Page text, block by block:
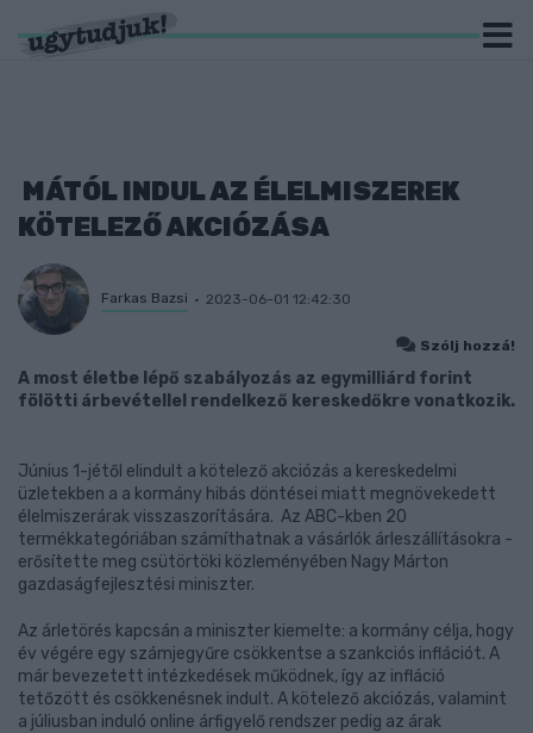
MÁTÓL INDUL AZ ÉLELMISZEREK
KÖTELEZŐ AKCIÓZÁSA
Farkas Bazsi 2023-06-01 12:42:30
Szólj hozzá!
A most életbe lépő szabályozás az egymilliárd forint
fölötti árbevétellel rendelkező kereskedőkre vonatkozik.
Június 1-jétől elindult a kötelező akciózás a kereskedelmi
üzletekben a a kormány hibás döntései miatt megnövekedett
élelmiszerárak visszaszorítására. Az ABC-kben 20
termékkategóriában számíthatnak a vásárlók árleszállításokra -
erősítette meg csütörtöki közleményében Nagy Márton
gazdaságfejlesztési miniszter.
Az árletörés kapcsán a miniszter kiemelte: a kormány célja, hogy
év végére egy számjegyűre csökkentse a szankciós inflációt. A
már bevezetett intézkedések működnek, így az infláció
tetőzött és csökkenésnek indult. A kötelező akciózás, valamint
a júliusban induló online árfigyelő rendszer pedig az árak